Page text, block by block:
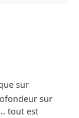
sur
sur
tout est